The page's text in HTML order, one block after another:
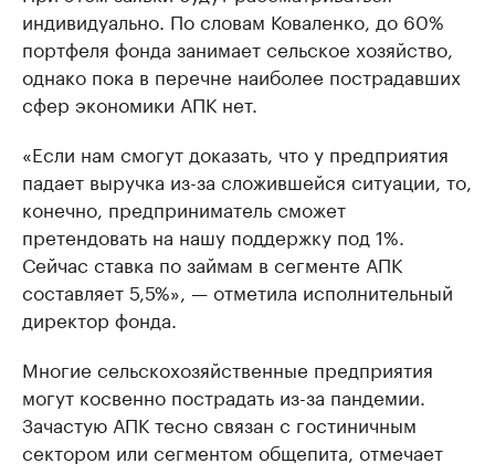
индивидуально. По словам Коваленко, до 60%
портфеля фонда занимает сельское хозяйство,
однако пока в перечне наиболее пострадавших
сфер экономики АПК нет.
«Если нам смогут доказать, что у предприятия
падает выручка из-за сложившейся ситуации, то,
конечно, предприниматель сможет
претендовать на нашу поддержку под 1%.
Сейчас ставка по займам в сегменте АПК
составляет 5,5%», — отметила исполнительный
директор фонда.
Многие сельскохозяйственные предприятия
могут косвенно пострадать из-за пандемии.
Зачастую АПК тесно связан с гостиничным
сектором или сегментом общепита, отмечает